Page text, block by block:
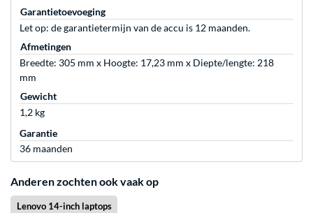
Garantietoevoeging
Let op: de garantietermijn van de accu is 12 maanden.
Afmetingen
Breedte: 305 mm x Hoogte: 17,23 mm x Diepte/lengte: 218
mm
Gewicht
1,2 kg
Garantie
36 maanden
Anderen zochten ook vaak op
Lenovo 14-inch laptops